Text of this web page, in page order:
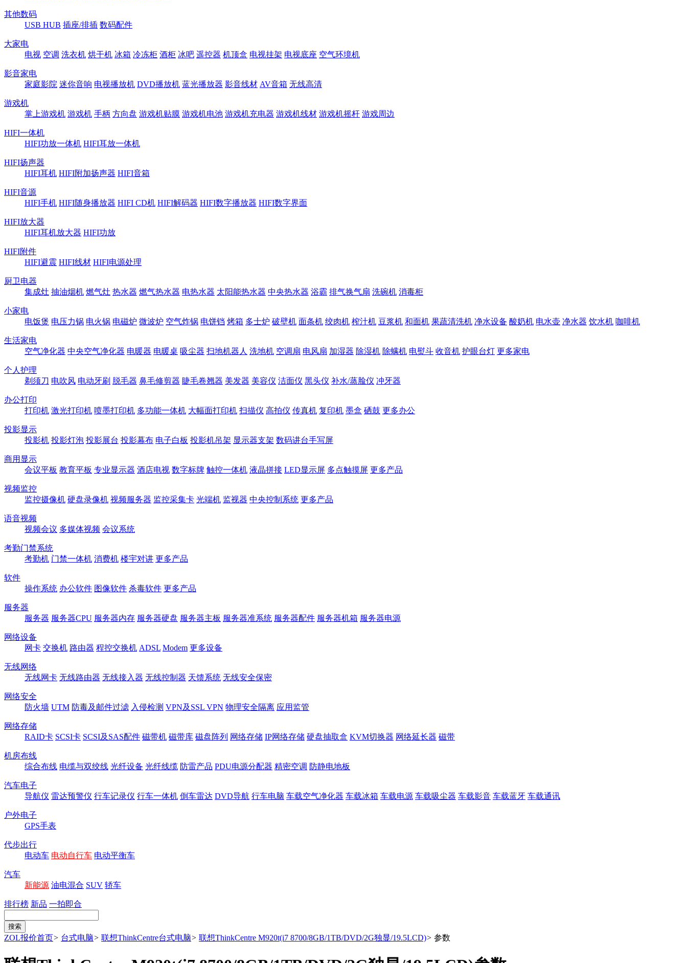
其他数码
USB HUB 插座/排插 数码配件
大家电
电视 空调 洗衣机 烘干机 冰箱 冷冻柜 酒柜 冰吧 遥控器 机顶盒 电视挂架 电视底座 空气环境机
影音家电
家庭影院 迷你音响 电视播放机 DVD播放机 蓝光播放器 影音线材 AV音箱 无线高清
游戏机
掌上游戏机 游戏机 手柄 方向盘 游戏机贴膜 游戏机电池 游戏机充电器 游戏机线材 游戏机摇杆 游戏周边
HIFI一体机
HIFI功放一体机 HIFI耳放一体机
HIFI扬声器
HIFI耳机 HIFI附加扬声器 HIFI音箱
HIFI音源
HIFI手机 HIFI随身播放器 HIFI CD机 HIFI解码器 HIFI数字播放器 HIFI数字界面
HIFI放大器
HIFI耳机放大器 HIFI功放
HIFI附件
HIFI避震 HIFI线材 HIFI电源处理
厨卫电器
集成灶 抽油烟机 燃气灶 热水器 燃气热水器 电热水器 太阳能热水器 中央热水器 浴霸 排气换气扇 洗碗机 消毒柜
小家电
电饭煲 电压力锅 电火锅 电磁炉 微波炉 空气炸锅 电饼铛 烤箱 多士炉 破壁机 面条机 绞肉机 榨汁机 豆浆机 和面机 果蔬清洗机 净水设备 酸奶机 电水壶 净水器 饮水机 咖啡机
生活家电
空气净化器 中央空气净化器 电暖器 电暖桌 吸尘器 扫地机器人 洗地机 空调扇 电风扇 加湿器 除湿机 除螨机 电熨斗 收音机 护眼台灯 更多家电
个人护理
剃须刀 电吹风 电动牙刷 脱毛器 鼻毛修剪器 睫毛卷翘器 美发器 美容仪 洁面仪 黑头仪 补水/蒸脸仪 冲牙器
办公打印
打印机 激光打印机 喷墨打印机 多功能一体机 大幅面打印机 扫描仪 高拍仪 传真机 复印机 墨盒 硒鼓 更多办公
投影显示
投影机 投影灯泡 投影展台 投影幕布 电子白板 投影机吊架 显示器支架 数码讲台手写屏
商用显示
会议平板 教育平板 专业显示器 酒店电视 数字标牌 触控一体机 液晶拼接 LED显示屏 多点触摸屏 更多产品
视频监控
监控摄像机 硬盘录像机 视频服务器 监控采集卡 光端机 监视器 中央控制系统 更多产品
语音视频
视频会议 多媒体视频 会议系统
考勤门禁系统
考勤机 门禁一体机 消费机 楼宇对讲 更多产品
软件
操作系统 办公软件 图像软件 杀毒软件 更多产品
服务器
服务器 服务器CPU 服务器内存 服务器硬盘 服务器主板 服务器准系统 服务器配件 服务器机箱 服务器电源
网络设备
网卡 交换机 路由器 程控交换机 ADSL Modem 更多设备
无线网络
无线网卡 无线路由器 无线接入器 无线控制器 天馈系统 无线安全保密
网络安全
防火墙 UTM 防毒及邮件过滤 入侵检测 VPN及SSL VPN 物理安全隔离 应用监管
网络存储
RAID卡 SCSI卡 SCSI及SAS配件 磁带机 磁带库 磁盘阵列 网络存储 IP网络存储 硬盘抽取盒 KVM切换器 网络延长器 磁带
机房布线
综合布线 电缆与双绞线 光纤设备 光纤线缆 防雷产品 PDU电源分配器 精密空调 防静电地板
汽车电子
导航仪 雷达预警仪 行车记录仪 行车一体机 倒车雷达 DVD导航 行车电脑 车载空气净化器 车载冰箱 车载电源 车载吸尘器 车载影音 车载蓝牙 车载通讯
户外电子
GPS手表
代步出行
电动车 电动自行车 电动平衡车
汽车
新能源 油电混合 SUV 轿车
排行榜 新品 一拍即合
ZOL报价首页> 台式电脑> 联想ThinkCentre台式电脑> 联想ThinkCentre M920t(i7 8700/8GB/1TB/DVD/2G独显/19.5LCD)> 参数